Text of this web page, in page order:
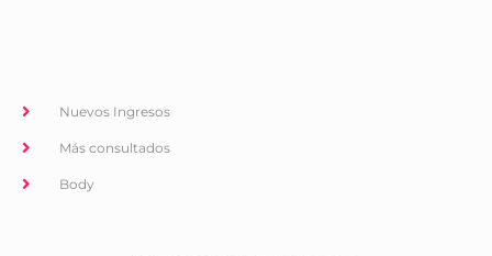
Nuevos Ingresos
Más consultados
Body